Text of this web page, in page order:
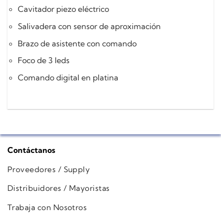
Cavitador piezo eléctrico
Salivadera con sensor de aproximación
Brazo de asistente con comando
Foco de 3 leds
Comando digital en platina
Contáctanos
Proveedores / Supply
Distribuidores / Mayoristas
Trabaja con Nosotros